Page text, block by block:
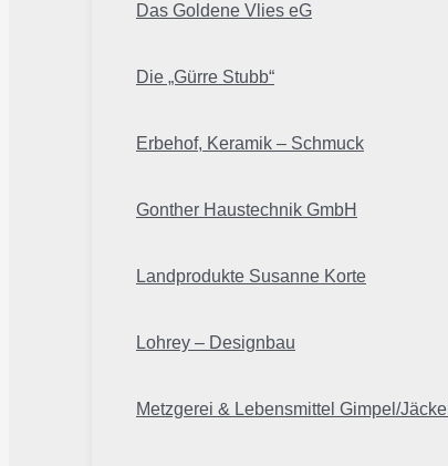
Das Goldene Vlies eG
Die „Gürre Stubb“
Erbehof, Keramik – Schmuck
Gonther Haustechnik GmbH
Landprodukte Susanne Korte
Lohrey – Designbau
Metzgerei & Lebensmittel Gimpel/Jäckel